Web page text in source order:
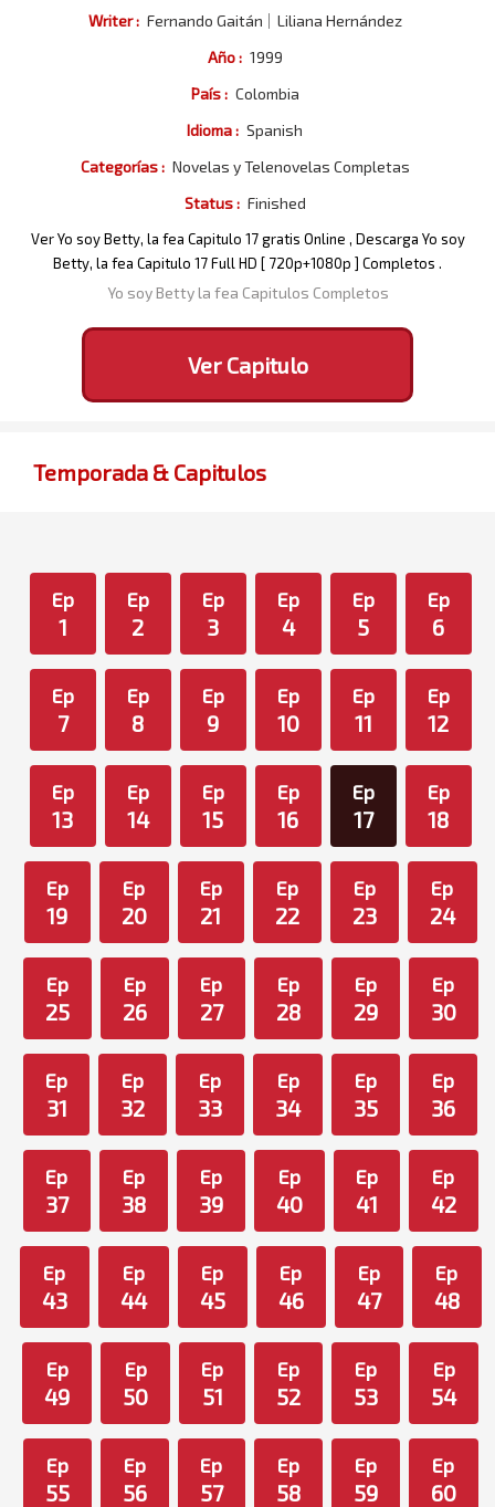
Writer : Fernando Gaitán
Liliana Hernández
Año : 1999
País : Colombia
Idioma : Spanish
Categorías : Novelas y Telenovelas Completas
Status : Finished
Ver Yo soy Betty, la fea Capitulo 17 gratis Online , Descarga Yo soy
Betty, la fea Capitulo 17 Full HD [ 720p+1080p ] Completos .
Yo soy Betty la fea Capitulos Completos
Ver Capitulo
Temporada & Capitulos
Ep
1
Ep
2
Ep
3
Ep
4
Ep
5
Ep
6
Ep
7
Ep
8
Ep
9
Ep
10
Ep
11
Ep
12
Ep
13
Ep
14
Ep
15
Ep
16
Ep
17
Ep
18
Ep
19
Ep
20
Ep
21
Ep
22
Ep
23
Ep
24
Ep
25
Ep
26
Ep
27
Ep
28
Ep
29
Ep
30
Ep
31
Ep
32
Ep
33
Ep
34
Ep
35
Ep
36
Ep
37
Ep
38
Ep
39
Ep
40
Ep
41
Ep
42
Ep
43
Ep
44
Ep
45
Ep
46
Ep
47
Ep
48
Ep
49
Ep
50
Ep
51
Ep
52
Ep
53
Ep
54
Ep
55
Ep
56
Ep
57
Ep
58
Ep
59
Ep
60